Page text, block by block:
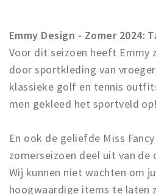
Emmy Design - Zomer 2024:
Voor dit seizoen heeft Emmy
door sportkleding van
klassieke golf en tennis
men gekleed het sportveld op!
En ook de geliefde Miss
zomerseizoen deel uit van de
Wij kunnen niet wachten om
hoogwaardige items te laten